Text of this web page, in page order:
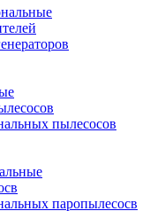
пылесосов
паропылесосв